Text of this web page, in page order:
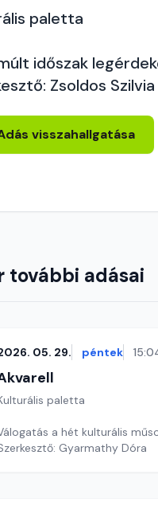
paletta
időszak
Zsoldos Szilvia
visszahallgatása
további adásai
05. 29. péntek
paletta
a hét kulturális
Gyarmathy Dóra